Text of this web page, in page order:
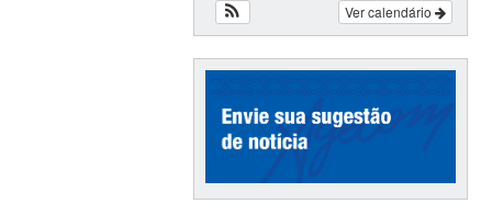
Ver calendário